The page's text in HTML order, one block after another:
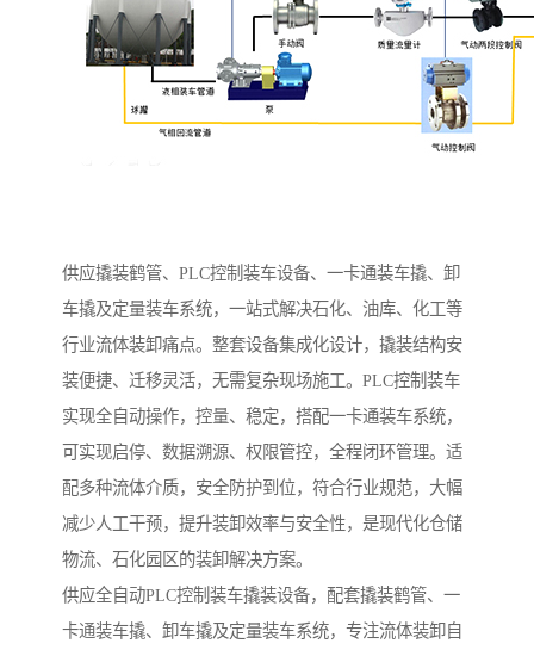
供应撬装鹤管、PLC控制装车设备、一卡通装车撬、卸
车撬及定量装车系统，一站式解决石化、油库、化工等
行业流体装卸痛点。整套设备集成化设计，撬装结构安
装便捷、迁移灵活，无需复杂现场施工。PLC控制装车
实现全自动操作，控量、稳定，搭配一卡通装车系统，
可实现启停、数据溯源、权限管控，全程闭环管理。适
配多种流体介质，安全防护到位，符合行业规范，大幅
减少人工干预，提升装卸效率与安全性，是现代化仓储
物流、石化园区的装卸解决方案。
供应全自动PLC控制装车撬装设备，配套撬装鹤管、一
卡通装车撬、卸车撬及定量装车系统，专注流体装卸自